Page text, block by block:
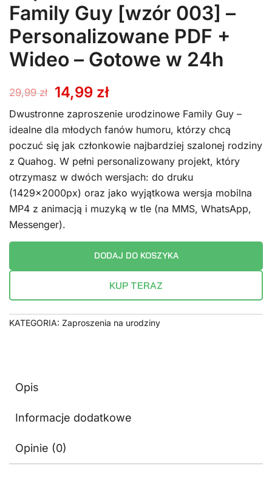
Family Guy [wzór 003] –
Personalizowane PDF +
Wideo – Gotowe w 24h
29,99zł
Pierwotna
cena
wynosiła:
29,99 zł.
14,99 złAktualna
cena
wynosi:
14,99 zł.
Dwustronne zaproszenie urodzinowe Family Guy –
idealne dla młodych fanów humoru, którzy chcą
poczuć się jak członkowie najbardziej szalonej rodziny
z Quahog. W pełni personalizowany projekt, który
otrzymasz w dwóch wersjach: do druku
(1429x2000px) oraz jako wyjątkowa wersja mobilna
MP4 z animacją i muzyką w tle (na MMS, WhatsApp,
Messenger).
DODAJ DO KOSZYKA
KUP TERAZ
KATEGORIA: Zaproszenia na urodziny
Opis
Informacje dodatkowe
Opinie (0)